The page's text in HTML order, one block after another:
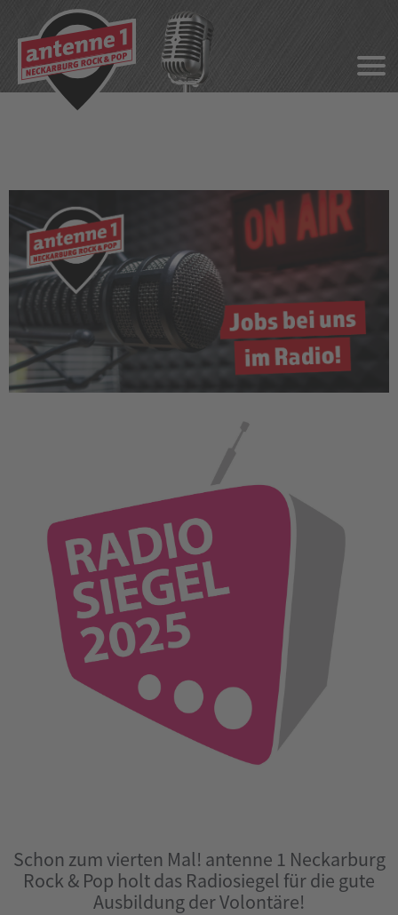
Schon zum vierten Mal! antenne 1 Neckarburg
Rock & Pop holt das Radiosiegel für die gute
Ausbildung der Volontäre!